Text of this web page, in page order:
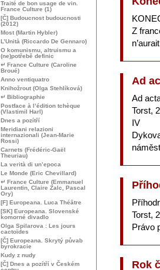
Z
Ad
Ad
Torst,
IV
Torst,
Právo
Rok
Traité de bon usage de vin.
France Culture (1)
[Č] Budoucnost budoucnosti
(2012)
Most (Martin Hybler)
L’Unità (Riccardo De Gennaro)
O komunismu, altruismu a
(ne)potřebě definic
↵ France Culture (Caroline
Broué)
Anno ventiquatro
Knihožrout (Olga Stehlíková)
↵ Bibliographie
Postface à l’édition tchèque
(Vlastimil Harl)
Dnes a pozítří
Meridiani relazioni
internazionali (Jean-Marie
Rossi)
Carnets (Frédéric-Gaël
Theuriau)
La verità di un’epoca
Le Monde (Eric Chevillard)
↵ France Culture (Emmanuel
Laurentin, Claire Zalc, Pascal
Ory)
[F] Europeana. Luca Théâtre
[SK] Europeana. Slovenské
komorné divadlo
Olga Spilarova : Les jours
cactoïdes
[Č] Europeana. Skrytý půvab
byrokracie
Kudy z nudy
[Č] Dnes a pozítří v Českém